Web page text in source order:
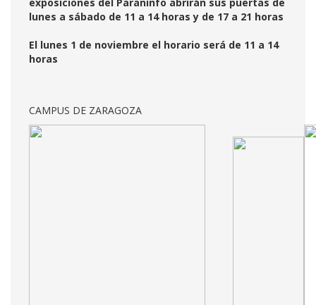
lunes a sábado de 11 a 14 horas y de 17 a 21 horas
El lunes 1 de noviembre el horario será de 11 a 14
horas
CAMPUS DE ZARAGOZA